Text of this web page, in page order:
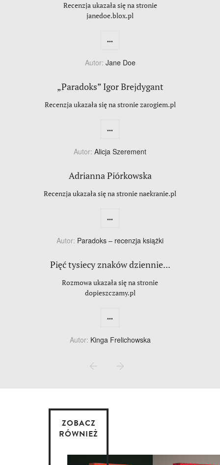
Recenzja ukazała się na stronie
janedoe.blox.pl
...
Autor: Jane Doe
„Paradoks” Igor Brejdygant
Recenzja ukazała się na stronie zarogiem.pl
...
Autor: Alicja Szerement
Adrianna Piórkowska
Recenzja ukazała się na stronie naekranie.pl
...
Autor: Paradoks – recenzja książki
Pięć tysiecy znaków dziennie...
Rozmowa ukazała się na stronie
dopieszczamy.pl
...
Autor: Kinga Frelichowska
ZOBACZ
RÓWNIEŻ